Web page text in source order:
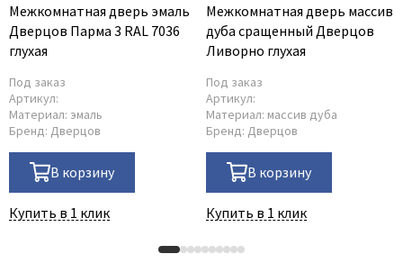
Межкомнатная дверь эмаль
Дверцов Парма 3 RAL 7036
глухая
Под заказ
Артикул:
Материал: эмаль
Бренд: Дверцов
В корзину
Купить в 1 клик
Межкомнатная дверь массив
дуба сращенный Дверцов
Ливорно глухая
Под заказ
Артикул:
Материал: массив дуба
Бренд: Дверцов
В корзину
Купить в 1 клик